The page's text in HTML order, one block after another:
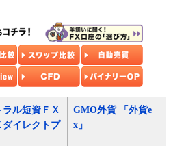
ラル短資ＦＸ
ダイレクトプ
GMO外貨 「外貨e
x」